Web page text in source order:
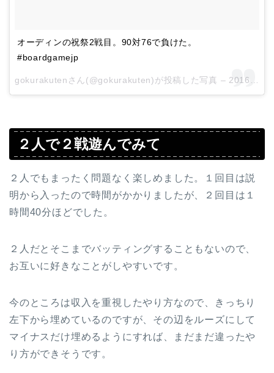
オーディンの祝祭2戦目。90対76で負けた。
#boardgamejp
gokurakutenさん(@gokurakuten)が投稿した写真 – 2016 11月 3 12:50午前 PDT
２人で２戦遊んでみて
２人でもまったく問題なく楽しめました。１回目は説
明から入ったので時間がかかりましたが、２回目は１
時間40分ほどでした。
２人だとそこまでバッティングすることもないので、
お互いに好きなことがしやすいです。
今のところは収入を重視したやり方なので、きっちり
左下から埋めているのですが、その辺をルーズにして
マイナスだけ埋めるようにすれば、まだまだ違ったや
り方ができそうです。